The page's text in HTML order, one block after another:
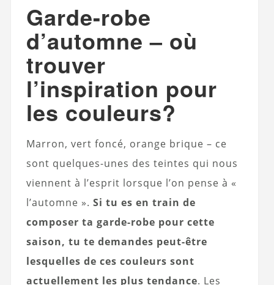
Garde-robe
d’automne – où
trouver
l’inspiration pour
les couleurs?
Marron, vert foncé, orange brique – ce
sont quelques-unes des teintes qui nous
viennent à l’esprit lorsque l’on pense à «
l’automne ». Si tu es en train de
composer ta garde-robe pour cette
saison, tu te demandes peut-être
lesquelles de ces couleurs sont
actuellement les plus tendance. Les